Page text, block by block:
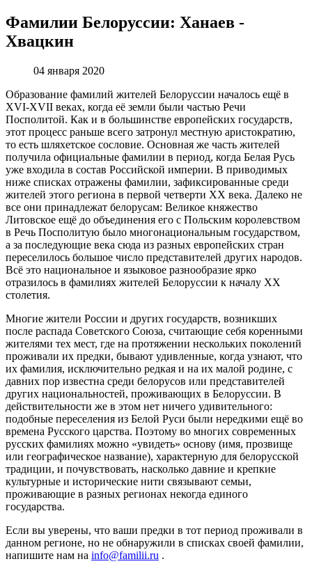
Фамилии Белоруссии: Ханаев -
Хвацкин
04 января 2020
Образование фамилий жителей Белоруссии началось ещё в
XVI-XVII веках, когда её земли были частью Речи
Посполитой. Как и в большинстве европейских государств,
этот процесс раньше всего затронул местную аристократию,
то есть шляхетское сословие. Основная же часть жителей
получила официальные фамилии в период, когда Белая Русь
уже входила в состав Российской империи. В приводимых
ниже списках отражены фамилии, зафиксированные среди
жителей этого региона в первой четверти XX века. Далеко не
все они принадлежат белорусам: Великое княжество
Литовское ещё до объединения его с Польским королевством
в Речь Посполитую было многонациональным государством,
а за последующие века сюда из разных европейских стран
переселилось большое число представителей других народов.
Всё это национальное и языковое разнообразие ярко
отразилось в фамилиях жителей Белоруссии к началу XX
столетия.
Многие жители России и других государств, возникших
после распада Советского Союза, считающие себя коренными
жителями тех мест, где на протяжении нескольких поколений
проживали их предки, бывают удивленные, когда узнают, что
их фамилия, исключительно редкая и на их малой родине, с
давних пор известна среди белорусов или представителей
других национальностей, проживающих в Белоруссии. В
действительности же в этом нет ничего удивительного:
подобные переселения из Белой Руси были нередкими ещё во
времена Русского царства. Поэтому во многих современных
русских фамилиях можно «увидеть» основу (имя, прозвище
или географическое название), характерную для белорусской
традиции, и почувствовать, насколько давние и крепкие
культурные и исторические нити связывают семьи,
проживающие в разных регионах некогда единого
государства.
Если вы уверены, что ваши предки в тот период проживали в
данном регионе, но не обнаружили в списках своей фамилии,
напишите нам на info@familii.ru .